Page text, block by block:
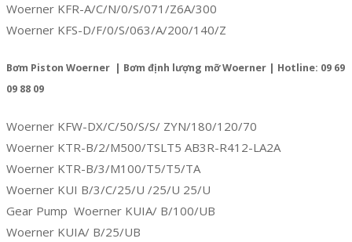
Woerner KFR-A/C/N/0/S/071/Z6A/300
Woerner KFS-D/F/0/S/063/A/200/140/Z
Bơm Piston Woerner | Bơm định lượng mỡ Woerner | Hotline: 09 69
09 88 09
Woerner KFW-DX/C/50/S/S/ ZYN/180/120/70
Woerner KTR-B/2/M500/TSLT5 AB3R-R412-LA2A
Woerner KTR-B/3/M100/T5/T5/TA
Woerner KUI B/3/C/25/U /25/U 25/U
Gear Pump Woerner KUIA/ B/100/UB
Woerner KUIA/ B/25/UB